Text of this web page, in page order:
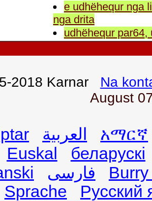
e udhëhequr nga
nga drita
udhëhequr
2018 Karnar Na
August
العربية
አማርኛ
Euskal
беларускі
فارسی
Sprache
Русский